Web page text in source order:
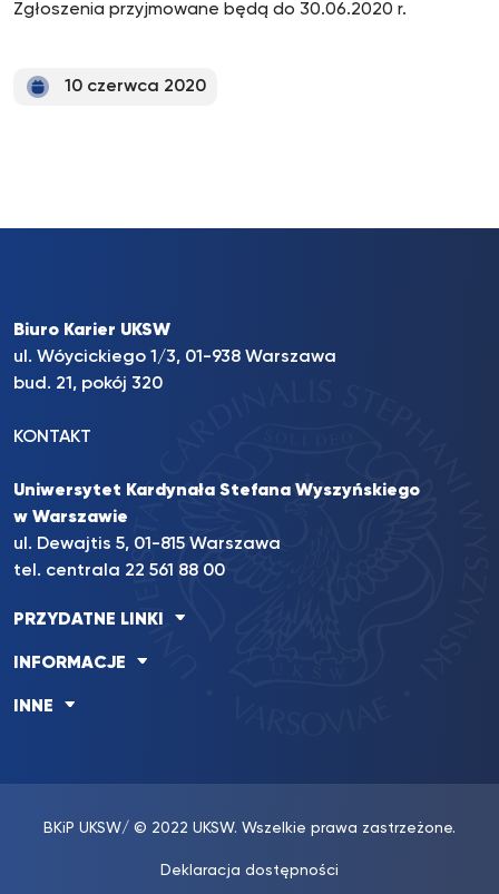
Zgłoszenia przyjmowane będą do 30.06.2020 r.
10 czerwca 2020
Biuro Karier UKSW
ul. Wóycickiego 1/3, 01-938 Warszawa
bud. 21, pokój 320
KONTAKT
Uniwersytet Kardynała Stefana Wyszyńskiego
w Warszawie
ul. Dewajtis 5, 01-815 Warszawa
tel. centrala 22 561 88 00
PRZYDATNE LINKI
INFORMACJE
INNE
BKiP UKSW/ © 2022 UKSW. Wszelkie prawa zastrzeżone.
Deklaracja dostępności